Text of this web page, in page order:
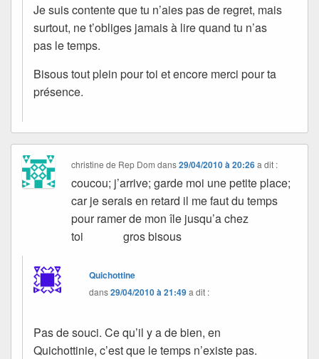
Je suis contente que tu n’aies pas de regret, mais
surtout, ne t’obliges jamais à lire quand tu n’as
pas le temps.
Bisous tout plein pour toi et encore merci pour ta
présence.
christine de Rep Dom dans29/04/2010 à 20:26 a dit :
coucou; j’arrive; garde moi une petite place;
car je serais en retard il me faut du temps
pour ramer de mon île jusqu’a chez
toi gros bisous
Quichottine
dans29/04/2010 à 21:49a dit :
Pas de souci. Ce qu’il y a de bien, en
Quichottinie, c’est que le temps n’existe pas.